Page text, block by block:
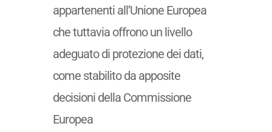
appartenenti all’Unione Europea
che tuttavia offrono un livello
adeguato di protezione dei dati,
come stabilito da apposite
decisioni della Commissione
Europea